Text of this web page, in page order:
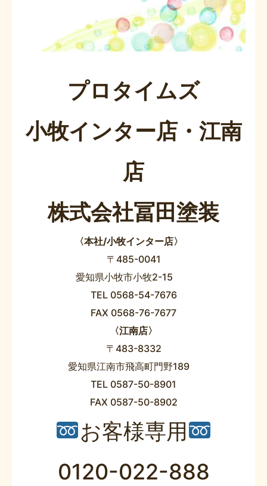
プロタイムズ
小牧インター店・江南
店
株式会社冨田塗装
〈本社/小牧インター店〉
〒485-0041
愛知県小牧市小牧2-15
TEL 0568-54-7676
FAX 0568-76-7677
〈江南店〉
〒483-8332
愛知県江南市飛高町門野189
TEL 0587-50-8901
FAX 0587-50-8902
お客様専用
0120-022-888